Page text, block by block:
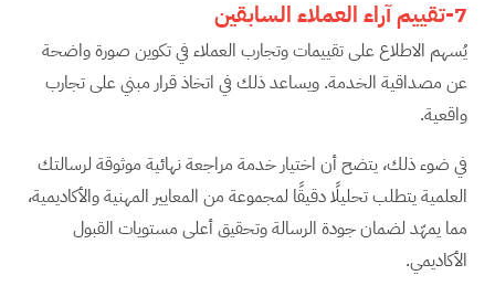
7-تقييم آراء العملاء السابقين
يُسهم الاطلاع على تقييمات وتجارب العملاء في تكوين صورة واضحة
عن مصداقية الخدمة. ويساعد ذلك في اتخاذ قرار مبني على تجارب
واقعية.
في ضوء ذلك، يتضح أن اختيار خدمة مراجعة نهائية موثوقة لرسالتك
العلمية يتطلب تحليلًا دقيقًا لمجموعة من المعايير المهنية والأكاديمية،
مما يمهّد لضمان جودة الرسالة وتحقيق أعلى مستويات القبول
الأكاديمي.